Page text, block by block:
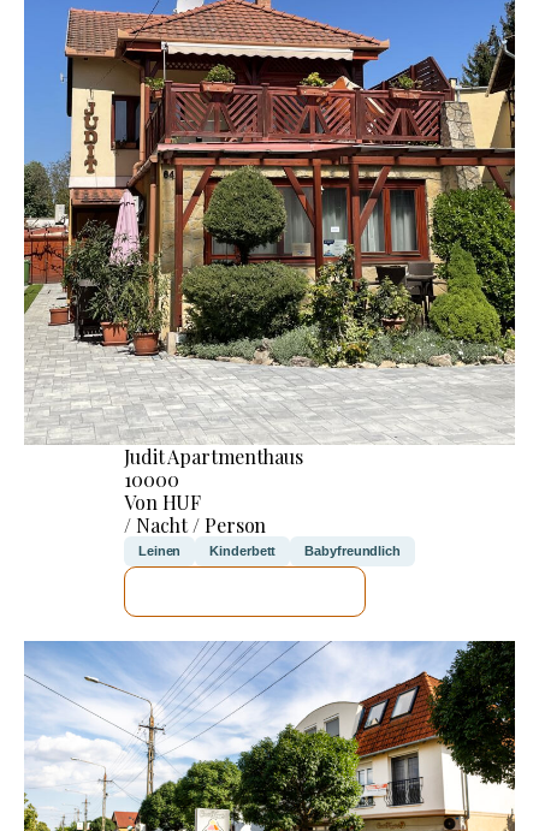
Judit Apartmenthaus
10000
Von HUF
/ Nacht / Person
Leinen Kinderbett Babyfreundlich